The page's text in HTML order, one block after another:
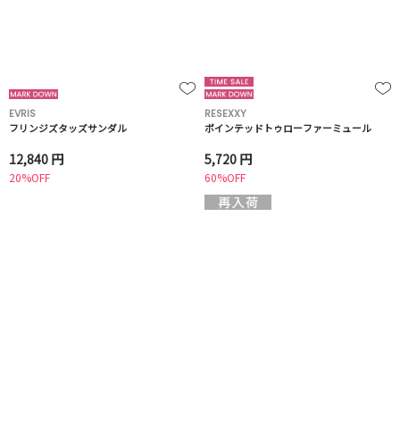
EVRIS
フリンジズタッズサンダル
12,840 円
20%OFF
RESEXXY
ポインテッドトゥローファーミュール
5,720 円
60%OFF